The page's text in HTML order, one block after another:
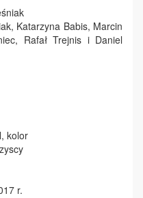
Katarzyna Babis, Marcin
Rafał Trejnis i Daniel
kolor
r.